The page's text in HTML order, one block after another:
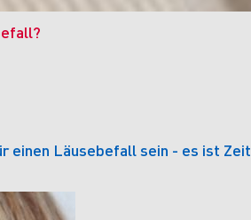
einen Läusebefall sein - es ist Zeit,